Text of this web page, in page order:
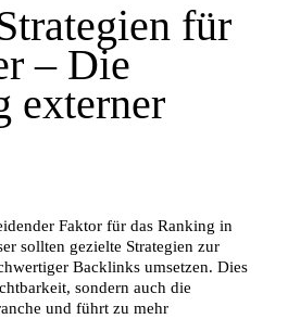
für
– Die
externer
Faktor für das Ranking in
sollten gezielte Strategien zur
Backlinks umsetzen. Dies
sondern auch die
und führt zu mehr